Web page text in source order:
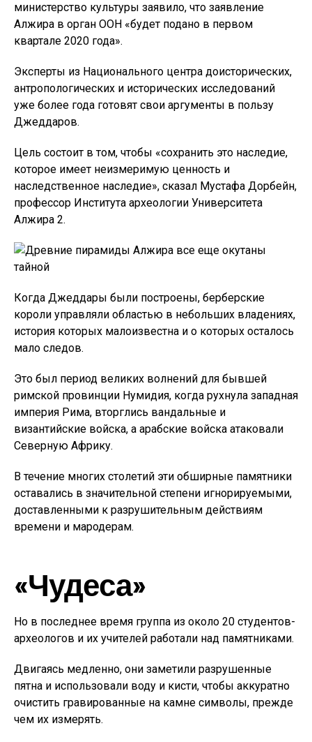
министерство культуры заявило, что заявление
Алжира в орган ООН «будет подано в первом
квартале 2020 года».
Эксперты из Национального центра доисторических,
антропологических и исторических исследований
уже более года готовят свои аргументы в пользу
Джеддаров.
Цель состоит в том, чтобы «сохранить это наследие,
которое имеет неизмеримую ценность и
наследственное наследие», сказал Мустафа Дорбейн,
профессор Института археологии Университета
Алжира 2.
Когда Джеддары были построены, берберские
короли управляли областью в небольших владениях,
история которых малоизвестна и о которых осталось
мало следов.
Это был период великих волнений для бывшей
римской провинции Нумидия, когда рухнула западная
империя Рима, вторглись вандальные и
византийские войска, а арабские войска атаковали
Северную Африку.
В течение многих столетий эти обширные памятники
оставались в значительной степени игнорируемыми,
доставленными к разрушительным действиям
времени и мародерам.
«Чудеса»
Но в последнее время группа из около 20 студентов-
археологов и их учителей работали над памятниками.
Двигаясь медленно, они заметили разрушенные
пятна и использовали воду и кисти, чтобы аккуратно
очистить гравированные на камне символы, прежде
чем их измерять.